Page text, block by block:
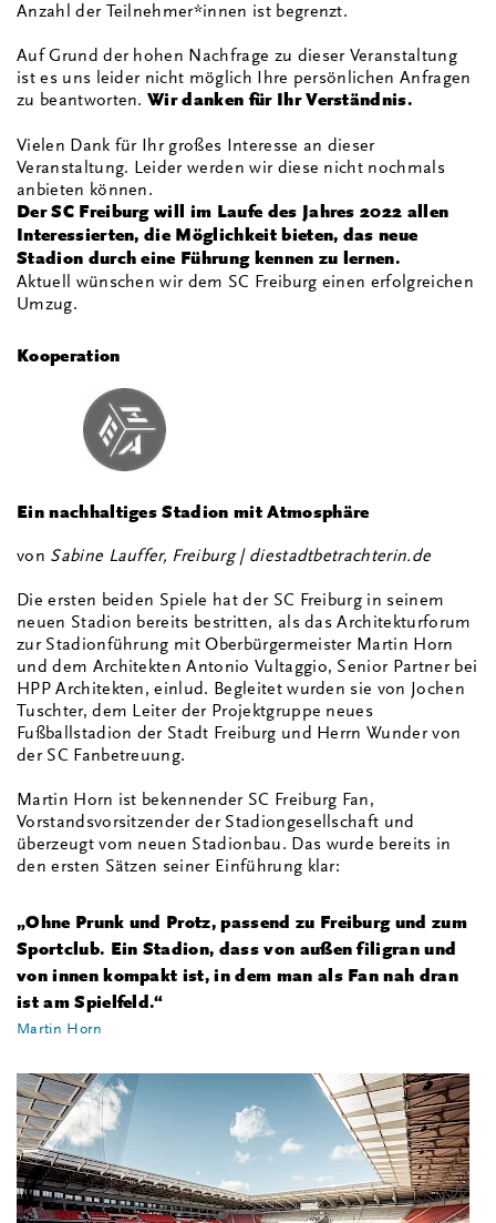
Anzahl der Teilnehmer*innen ist begrenzt.
Auf Grund der hohen Nachfrage zu dieser Veranstaltung
ist es uns leider nicht möglich Ihre persönlichen Anfragen
zu beantworten.Wir danken für Ihr Verständnis.
Vielen Dank für Ihr großes Interesse an dieser
Veranstaltung. Leider werden wir diese nicht nochmals
anbieten können.
Der SC Freiburg will im Laufe des Jahres 2022 allen
Interessierten, die Möglichkeit bieten, das neue
Stadion durch eine Führung kennen zu lernen.
Aktuell wünschen wir dem SC Freiburg einen erfolgreichen
Umzug.
Kooperation
Ein nachhaltiges Stadion mit Atmosphäre
von Sabine Lauffer, Freiburg | diestadtbetrachterin.de
Die ersten beiden Spiele hat der SC Freiburg in seinem
neuen Stadion bereits bestritten, als das Architekturforum
zur Stadionführung mit Oberbürgermeister Martin Horn
und dem Architekten Antonio Vultaggio, Senior Partner bei
HPP Architekten, einlud. Begleitet wurden sie von Jochen
Tuschter, dem Leiter der Projektgruppe neues
Fußballstadion der Stadt Freiburg und Herrn Wunder von
der SC Fanbetreuung.
Martin Horn ist bekennender SC Freiburg Fan,
Vorstandsvorsitzender der Stadiongesellschaft und
überzeugt vom neuen Stadionbau. Das wurde bereits in
den ersten Sätzen seiner Einführung klar:
„Ohne Prunk und Protz, passend zu Freiburg und zum
Sportclub. Ein Stadion, dass von außen filigran und
von innen kompakt ist, in dem man als Fan nah dran
ist am Spielfeld.“
Martin Horn